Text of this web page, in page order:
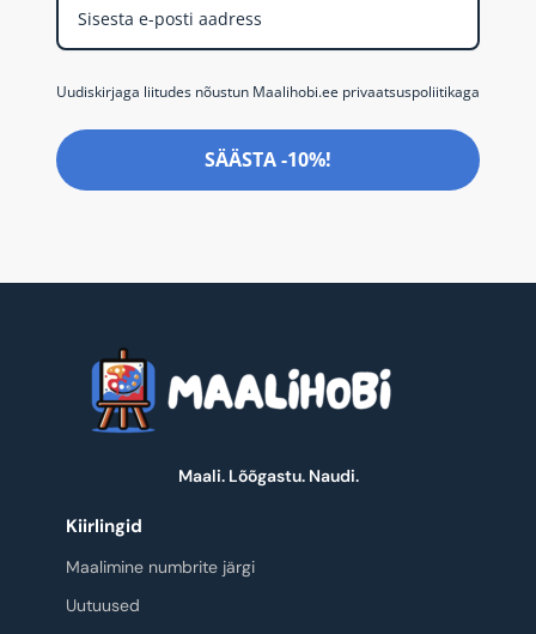
Uudiskirjaga liitudes nõustun Maalihobi.ee privaatsuspoliitikaga
SÄÄSTA -10%!
Maali. Lõõgastu. Naudi.
Kiirlingid
Maalimine numbrite järgi
Uutuused